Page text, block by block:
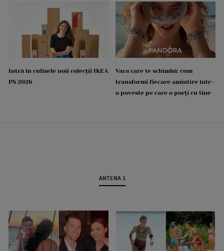
Intră în culisele noii colecții IKEA
PS 2026
Vara care te schimbă: cum
transformi fiecare amintire într-
o poveste pe care o porți cu tine
ANTENA 1